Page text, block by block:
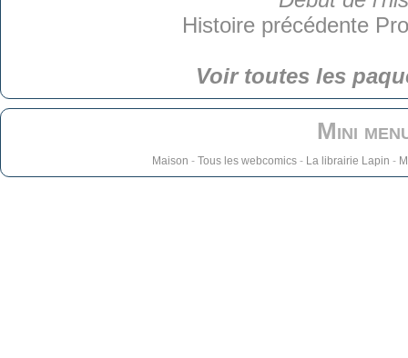
Histoire précédente
Voir toutes les
Mini
Maison - Tous les webcomics- La librairie Lapin -